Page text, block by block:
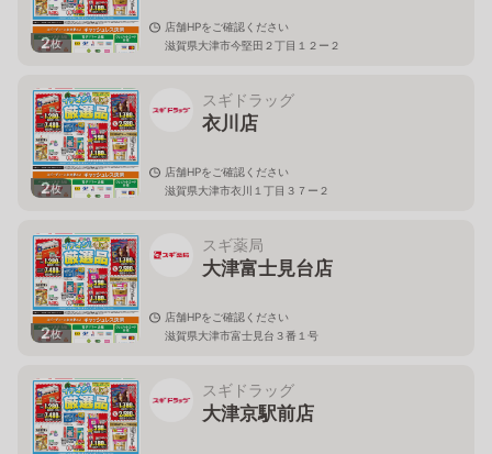
2枚
店舗HPをご確認ください
滋賀県大津市今堅田２丁目１２ー２
2枚
スギドラッグ
衣川店
店舗HPをご確認ください
滋賀県大津市衣川１丁目３７ー２
2枚
スギ薬局
大津富士見台店
店舗HPをご確認ください
滋賀県大津市富士見台３番１号
スギドラッグ
大津京駅前店